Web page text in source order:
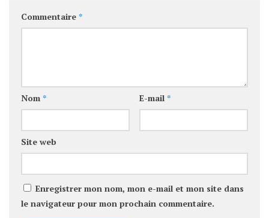
Commentaire *
Nom * E-mail *
Site web
Enregistrer mon nom, mon e-mail et mon site dans
le navigateur pour mon prochain commentaire.